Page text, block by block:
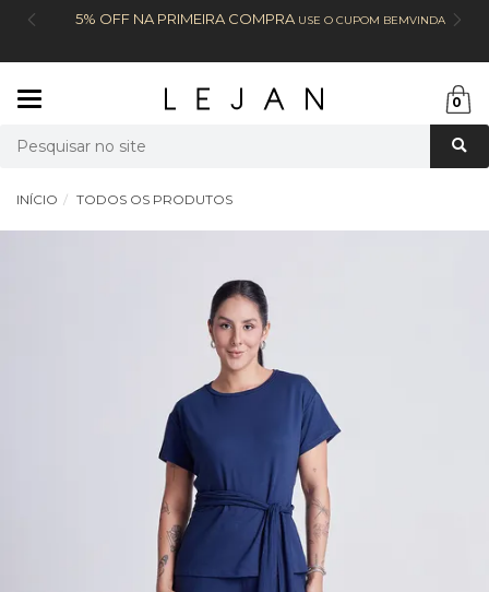
5% OFF NA PRIMEIRA COMPRAUSE O CUPOM BEMVINDA
0
INÍCIO TODOS OS PRODUTOS